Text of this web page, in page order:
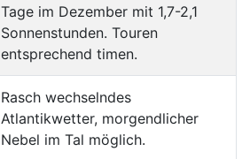
Tage im Dezember mit 1,7-2,1
Sonnenstunden. Touren
entsprechend timen.
Rasch wechselndes
Atlantikwetter, morgendlicher
Nebel im Tal möglich.